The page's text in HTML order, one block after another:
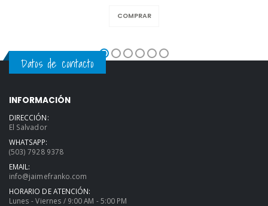
COMPRAR
Datos de contacto
INFORMACIÓN
DIRECCIÓN:
El Salvador
WHATSAPP:
(503) 7928 9378
EMAIL:
info@jaimefranko.com
HORARIO DE ATENCIÓN:
Lunes - Viernes / 9:00 AM - 5:00 PM